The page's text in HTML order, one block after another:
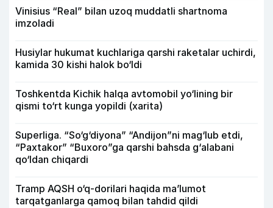
Vinisius “Real” bilan uzoq muddatli shartnoma
imzoladi
Husiylar hukumat kuchlariga qarshi raketalar uchirdi,
kamida 30 kishi halok bo‘ldi
Toshkentda Kichik halqa avtomobil yo‘lining bir
qismi to‘rt kunga yopildi (xarita)
Superliga. “So‘g‘diyona” “Andijon”ni mag‘lub etdi,
“Paxtakor” “Buxoro”ga qarshi bahsda g‘alabani
qo‘ldan chiqardi
Tramp AQSH o‘q-dorilari haqida ma’lumot
tarqatganlarga qamoq bilan tahdid qildi